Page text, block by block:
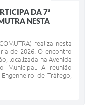
DA 7ª
NESTA
realiza nesta
de 2026. O encontro
localizada na Avenida
Municipal. A reunião
de Tráfego,